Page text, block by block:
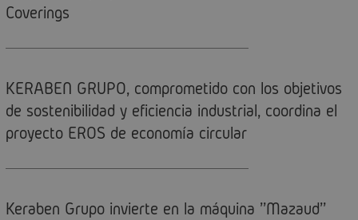
Coverings
KERABEN GRUPO, comprometido con los objetivos
de sostenibilidad y eficiencia industrial, coordina el
proyecto EROS de economía circular
Keraben Grupo invierte en la máquina ''Mazaud''